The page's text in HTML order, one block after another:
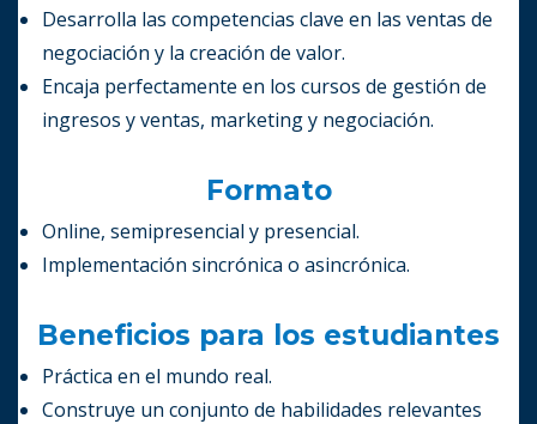
Desarrolla las competencias clave en las ventas de
negociación y la creación de valor.
Encaja perfectamente en los cursos de gestión de
ingresos y ventas, marketing y negociación.
Formato
Online, semipresencial y presencial.
Implementación sincrónica o asincrónica.
Beneficios para los estudiantes
Práctica en el mundo real.
Construye un conjunto de habilidades relevantes